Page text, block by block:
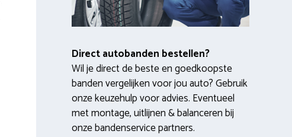
Direct autobanden bestellen?
Wil je direct de beste en goedkoopste
banden vergelijken voor jou auto? Gebruik
onze keuzehulp voor advies. Eventueel
met montage, uitlijnen & balanceren bij
onze bandenservice partners.